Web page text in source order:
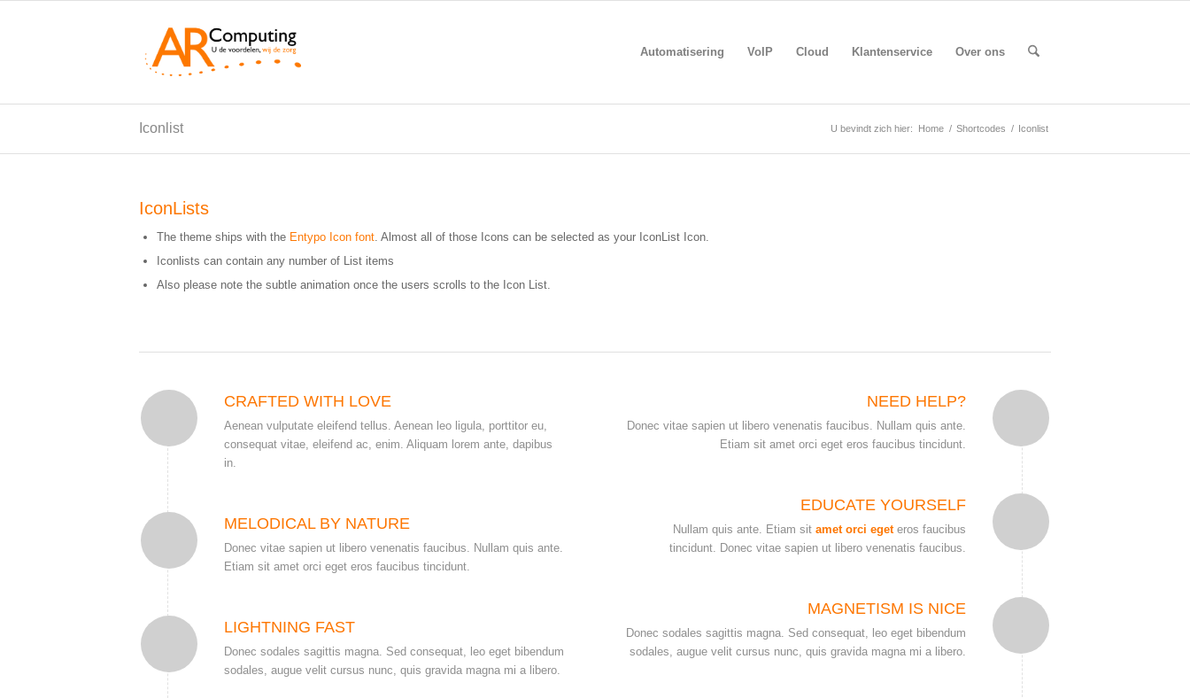
Automatisering VoIP Cloud Klantenservice Over ons
Iconlist U bevindt zich hier: Home / Shortcodes / Iconlist
IconLists
The theme ships with the Entypo Icon font. Almost all of those Icons can be selected as your IconList Icon.
Iconlists can contain any number of List items
Also please note the subtle animation once the users scrolls to the Icon List.
CRAFTED WITH LOVE
Aenean vulputate eleifend tellus. Aenean leo ligula, porttitor eu,
consequat vitae, eleifend ac, enim. Aliquam lorem ante, dapibus
in.
MELODICAL BY NATURE
Donec vitae sapien ut libero venenatis faucibus. Nullam quis ante.
Etiam sit amet orci eget eros faucibus tincidunt.
LIGHTNING FAST
Donec sodales sagittis magna. Sed consequat, leo eget bibendum
sodales, augue velit cursus nunc, quis gravida magna mi a libero.
NEED HELP?
Donec vitae sapien ut libero venenatis faucibus. Nullam quis ante.
Etiam sit amet orci eget eros faucibus tincidunt.
EDUCATE YOURSELF
Nullam quis ante. Etiam sit amet orci egeteros faucibus
tincidunt. Donec vitae sapien ut libero venenatis faucibus.
MAGNETISM IS NICE
Donec sodales sagittis magna. Sed consequat, leo eget bibendum
sodales, augue velit cursus nunc, quis gravida magna mi a libero.